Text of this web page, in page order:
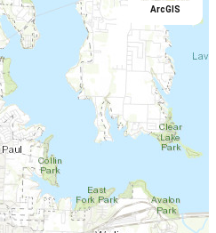
ArcGIS